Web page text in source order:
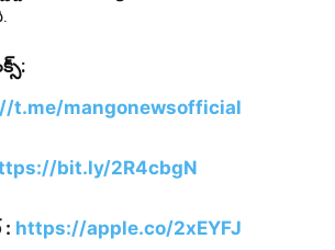
t.me/mangonewsofficial
bit.ly/2R4cbgN
: https://apple.co/2xEYFJ